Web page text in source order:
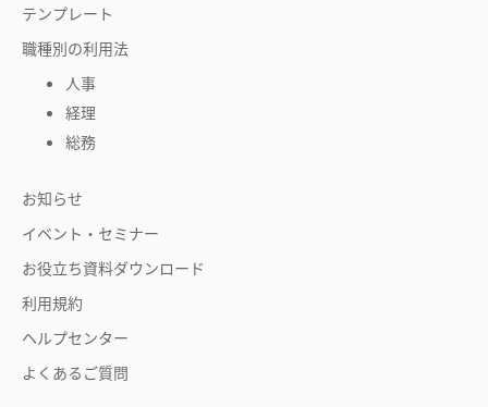
テンプレート
職種別の利用法
人事
経理
総務
お知らせ
イベント・セミナー
お役立ち資料ダウンロード
利用規約
ヘルプセンター
よくあるご質問